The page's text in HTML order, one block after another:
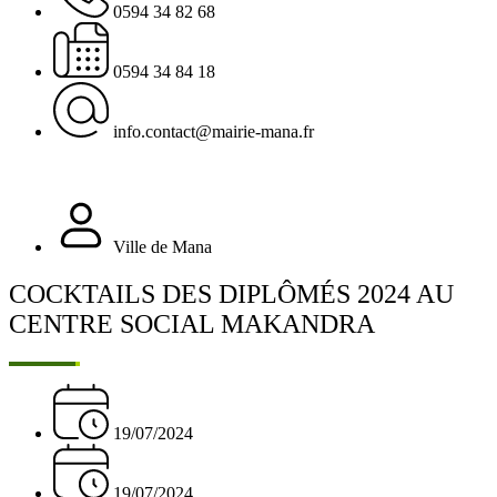
0594 34 82 68
0594 34 84 18
info.contact@mairie-mana.fr
Ville de Mana
COCKTAILS DES DIPLÔMÉS 2024 AU
CENTRE SOCIAL MAKANDRA
19/07/2024